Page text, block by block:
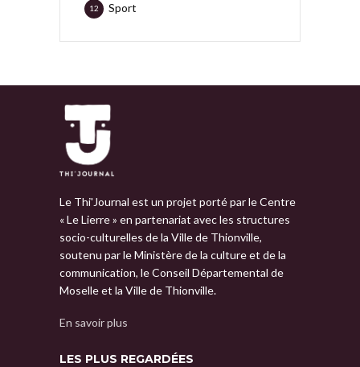
Sport
12
Le Thi'Journal est un projet porté par le Centre
« Le Lierre » en partenariat avec les structures
socio-culturelles de la Ville de Thionville,
soutenu par le Ministère de la culture et de la
communication, le Conseil Départemental de
Moselle et la Ville de Thionville.
En savoir plus
LES PLUS REGARDÉES